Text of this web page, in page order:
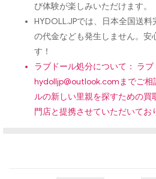
び体験が楽しみいただけます。
HYDOLL.JPでは、日本全国送
の代金なども発生しません。安
す！
ラブドール処分について： ラブ
hydolljp@outlook.comまでご
ルの新しい里親を探すための
門店と提携させていただいてお